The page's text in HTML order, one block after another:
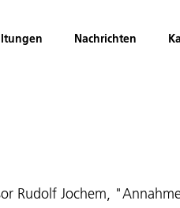
Nachrichten
Rudolf Jochem,